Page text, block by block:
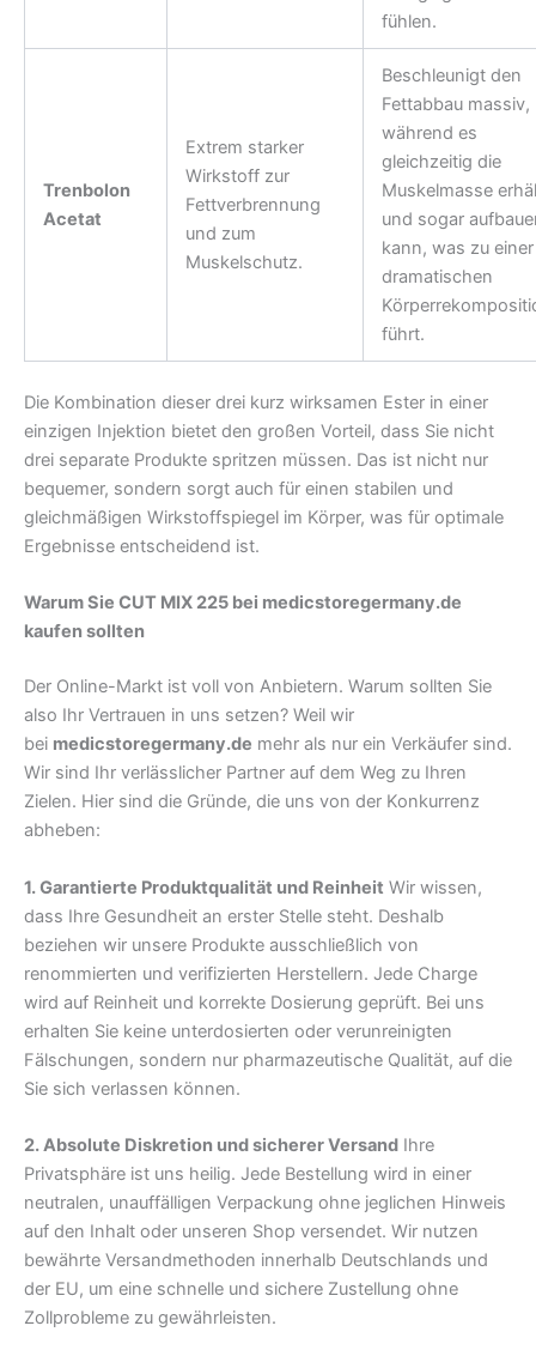
fühlen.
Trenbolon
Acetat
Extrem starker
Wirkstoff zur
Fettverbrennung
und zum
Muskelschutz.
Beschleunigt den
Fettabbau massiv,
während es
gleichzeitig die
Muskelmasse
und sogar
kann, was zu einer
dramatischen
führt.
Die Kombination dieser drei kurz wirksamen Ester in einer
einzigen Injektion bietet den großen Vorteil, dass Sie nicht
drei separate Produkte spritzen müssen. Das ist nicht nur
bequemer, sondern sorgt auch für einen stabilen und
gleichmäßigen Wirkstoffspiegel im Körper, was für optimale
Ergebnisse entscheidend ist.
Warum Sie CUT MIX 225 bei medicstoregermany.de
kaufen sollten
Der Online-Markt ist voll von Anbietern. Warum sollten Sie
also Ihr Vertrauen in uns setzen? Weil wir
bei medicstoregermany.de mehr als nur ein Verkäufer sind.
Wir sind Ihr verlässlicher Partner auf dem Weg zu Ihren
Zielen. Hier sind die Gründe, die uns von der Konkurrenz
abheben:
1. Garantierte Produktqualität und Reinheit Wir wissen,
dass Ihre Gesundheit an erster Stelle steht. Deshalb
beziehen wir unsere Produkte ausschließlich von
renommierten und verifizierten Herstellern. Jede Charge
wird auf Reinheit und korrekte Dosierung geprüft. Bei uns
erhalten Sie keine unterdosierten oder verunreinigten
Fälschungen, sondern nur pharmazeutische Qualität, auf die
Sie sich verlassen können.
2. Absolute Diskretion und sicherer Versand Ihre
Privatsphäre ist uns heilig. Jede Bestellung wird in einer
neutralen, unauffälligen Verpackung ohne jeglichen Hinweis
auf den Inhalt oder unseren Shop versendet. Wir nutzen
bewährte Versandmethoden innerhalb Deutschlands und
der EU, um eine schnelle und sichere Zustellung ohne
Zollprobleme zu gewährleisten.